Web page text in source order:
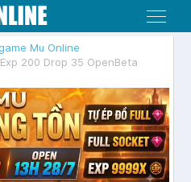
Menu
Mu Online
200 Drop 35 OpenBeta